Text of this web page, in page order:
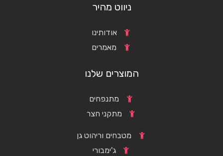
ניווט מהיר
אודותינו
מאמרים
המוצרים שלנו
מתנפחים
מתקני חצר
מטבחים וריהוט גן
ג'ימבורי